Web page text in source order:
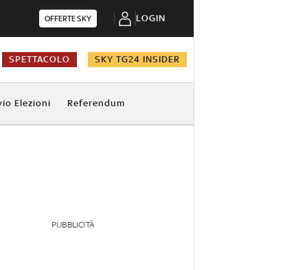
OFFERTE SKY LOGIN
SPETTACOLO SKY TG24 INSIDER
Elezioni Referendum
PUBBLICITÀ